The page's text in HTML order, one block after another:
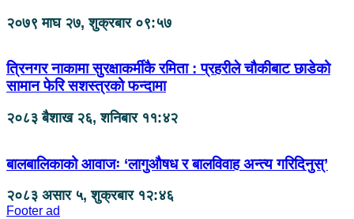
२०७९ माघ २७, शुक्रबार ०९:५७
त्रिनगर नाकामा सुरक्षाकर्मीकै रमिता : प्रहरीले चौकीबाट छाडेको
सामान फेरि सशस्त्रको फन्दामा
२०८३ बैशाख २६, शनिबार ११:४२
बालबालिकाको आवाजः ‘लागुऔषध र बालविवाह अन्त्य गरिदिनुस्’
२०८३ असार ५, शुक्रबार १२:४६
Footer ad